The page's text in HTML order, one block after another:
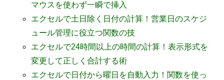
マウスを使わず一瞬で挿入
エクセルで土日除く日付の計算！営業日のスケジ
ュール管理に役立つ関数の技
エクセルで24時間以上の時間の計算！表示形式を
変更して正しく合計する術
エクセルで日付から曜日を自動入力！関数を使っ